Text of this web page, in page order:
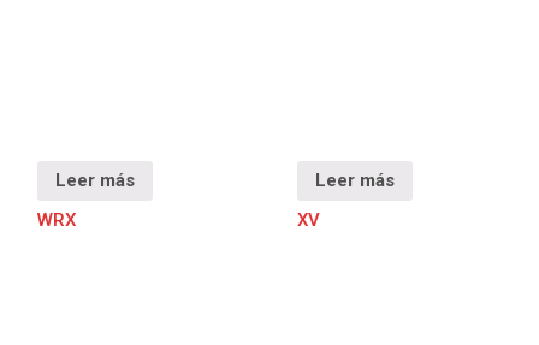
Leer más
WRX
Leer más
XV